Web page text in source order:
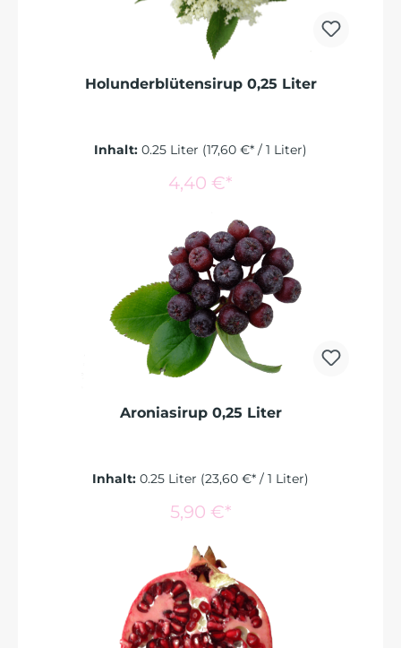
Holunderblütensirup 0,25 Liter
Inhalt: 0.25 Liter (17,60 €* / 1 Liter)
4,40 €*
In den Warenkorb
Aroniasirup 0,25 Liter
Inhalt: 0.25 Liter (23,60 €* / 1 Liter)
5,90 €*
In den Warenkorb